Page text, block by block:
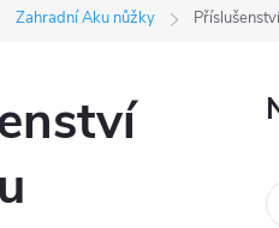
Zahradní Aku nůžky